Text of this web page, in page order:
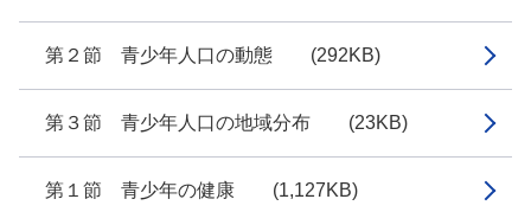
第２節 青少年人口の動態 (292KB)
第３節 青少年人口の地域分布 (23KB)
第１節 青少年の健康 (1,127KB)